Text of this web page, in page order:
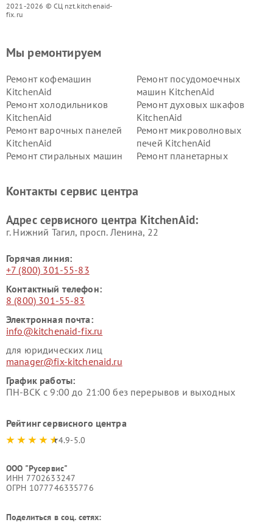
2021-2026 © СЦ nzt.kitchenaid-
fix.ru
Мы ремонтируем
Ремонт кофемашин
KitchenAid
Ремонт посудомоечных
машин KitchenAid
Ремонт холодильников
KitchenAid
Ремонт духовых шкафов
KitchenAid
Ремонт варочных панелей
KitchenAid
Ремонт микроволновых
печей KitchenAid
Ремонт стиральных машин
Ремонт планетарных
Контакты сервис центра
Адрес сервисного центра KitchenAid:
г. Нижний Тагил, просп. Ленина, 22
Горячая линия:
+7 (800) 301-55-83
Контактный телефон:
8 (800) 301-55-83
Электронная почта:
info@kitchenaid-fix.ru
для юридических лиц
manager@fix-kitchenaid.ru
График работы:
ПН-ВСК с 9:00 до 21:00 без перерывов и выходных
Рейтинг сервисного центра
4.9-5.0
ООО "Русервис"
ИНН 7702633247
ОГРН 1077746335776
Поделиться в соц. сетях: